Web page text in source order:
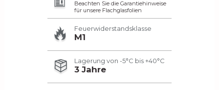
Beachten Sie die Garantiehinweise
für unsere Flachglasfolien
Feuerwiderstandsklasse
M1
Lagerung von -5°C bis +40°C
3 Jahre